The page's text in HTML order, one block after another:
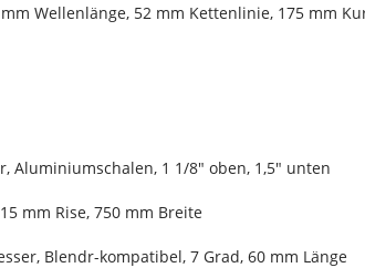
Wellenlänge, 52 mm Kettenlinie, 175 mm
Aluminiumschalen, 1 1/8" oben, 1,5" unten
mm Rise, 750 mm Breite
Blendr-kompatibel, 7 Grad, 60 mm Länge